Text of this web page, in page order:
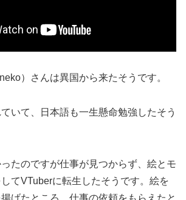
）さんは異国から来たそうです。
いて、日本語も一生懸命勉強したそう
たのですが仕事が見つからず、絵とモ
てVTuberに転生したそうです。絵を
げたところ、仕事の依頼をもらえたと